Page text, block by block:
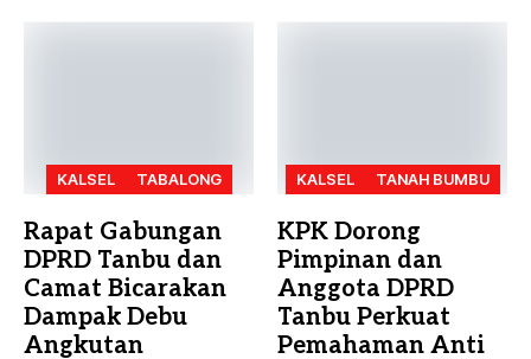
KALSEL TABALONG
Rapat Gabungan
DPRD Tanbu dan
Camat Bicarakan
Dampak Debu
Angkutan
KALSEL TANAH BUMBU
KPK Dorong
Pimpinan dan
Anggota DPRD
Tanbu Perkuat
Pemahaman Anti